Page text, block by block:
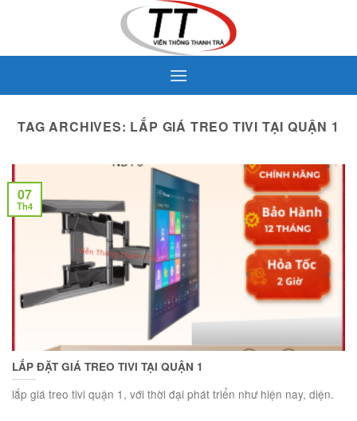
TAG ARCHIVES: LẮP GIÁ TREO TIVI TẠI QUẬN 1
LẮP ĐẶT GIÁ TREO TIVI TẠI QUẬN 1
lắp giá treo tivi quận 1, với thời đại phát triển như hiện nay, diện.
07
Th4